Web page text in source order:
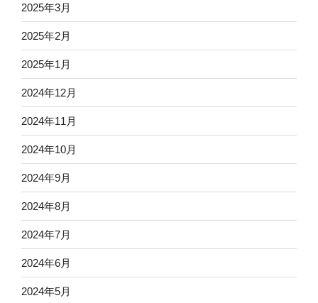
2025年3月
2025年2月
2025年1月
2024年12月
2024年11月
2024年10月
2024年9月
2024年8月
2024年7月
2024年6月
2024年5月